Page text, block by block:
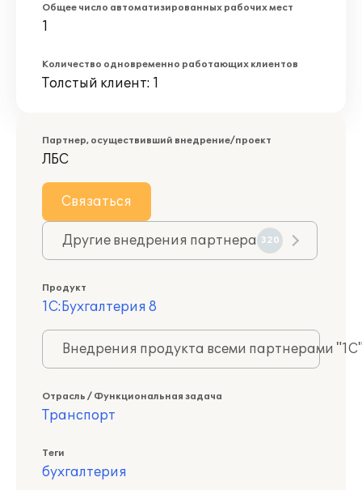
Общее число автоматизированных рабочих мест
1
Количество одновременно работающих клиентов
Толстый клиент: 1
Партнер, осуществивший внедрение/проект
ЛБС
Связаться
Другие внедрения партнера 320
Продукт
1С:Бухгалтерия 8
Внедрения продукта всеми партнерами
Отрасль / Функциональная задача
Транспорт
Теги
бухгалтерия